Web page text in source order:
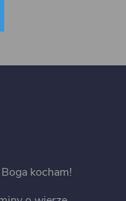
Boga kocham!